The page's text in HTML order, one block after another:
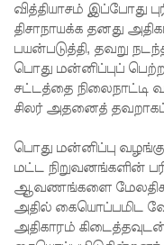
மீது
பெற்றோ
ல் குண்டு
வீச்சு!
அருகே
இந்திய
மீன்பிடிக்
வித்தியாசம் இப்போது
திசாநாயக்க தனது
பயன்படுத்தி, தவறு
பொது மன்னிப்புப்
சட்டத்தை நிலைநாட்டி
சிலர் அதனைத்
பொது மன்னிப்பு
மட்ட நிறுவனங்களின்
ஆவணங்களை மேலதிக
அதில் கையொப்பமிட
அதிகாரம்